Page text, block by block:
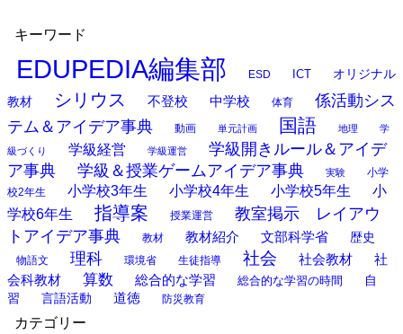
キーワード
EDUPEDIA編集部 ESD ICT
オリジナル
教材
シリウス 不登校 中学校 体育
係活動シス
テム＆アイデア事典
動画 単元計画 国語 地理 学
級づくり 学級経営 学級運営
学級開きルール＆アイデ
ア事典
学級＆授業ゲームアイデア事典 実験
小学
校2年生
小学校3年生 小学校4年生 小学校5年生
小
学校6年生
指導案 授業運営
教室掲示 レイアウ
トアイデア事典
教材 教材紹介 文部科学省 歴史
物語文 理科 環境省 生徒指導 社会 社会教材
社
会科教材
算数 総合的な学習 総合的な学習の時間
自
習
言語活動 道徳 防災教育
カテゴリー